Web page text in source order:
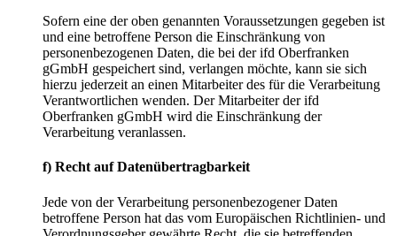
Sofern eine der oben genannten Voraussetzungen gegeben ist
und eine betroffene Person die Einschränkung von
personenbezogenen Daten, die bei der ifd Oberfranken
gGmbH gespeichert sind, verlangen möchte, kann sie sich
hierzu jederzeit an einen Mitarbeiter des für die Verarbeitung
Verantwortlichen wenden. Der Mitarbeiter der ifd
Oberfranken gGmbH wird die Einschränkung der
Verarbeitung veranlassen.
f) Recht auf Datenübertragbarkeit
Jede von der Verarbeitung personenbezogener Daten
betroffene Person hat das vom Europäischen Richtlinien- und